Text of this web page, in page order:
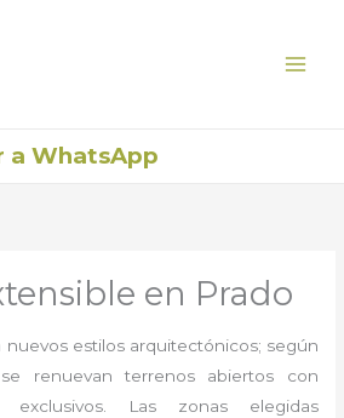
a WhatsApp
en Prado
nuevos estilos arquitectónicos; según
renuevan terrenos abiertos con
Las zonas elegidas